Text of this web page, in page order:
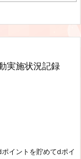
実施状況記録
イントを貯めてdポイ